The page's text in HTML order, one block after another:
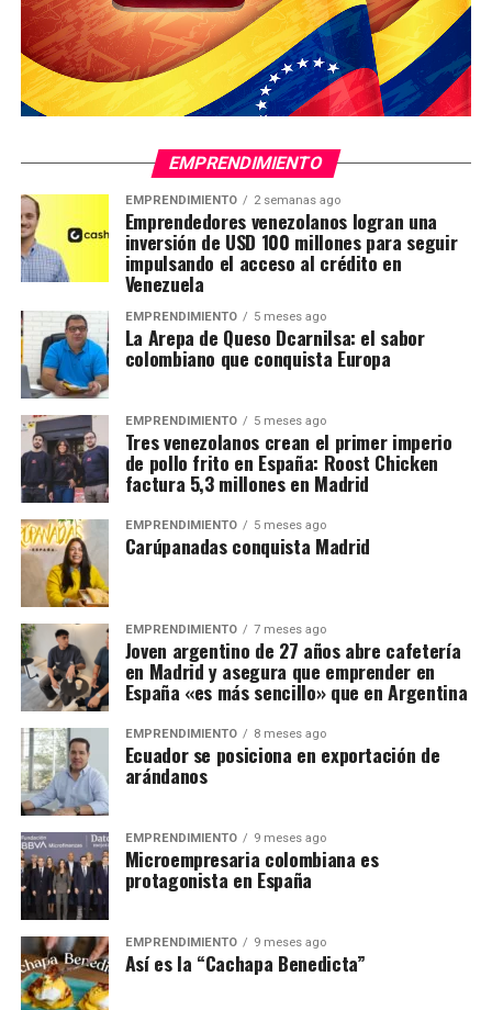
EMPRENDIMIENTO
EMPRENDIMIENTO 2 semanas ago
Emprendedores venezolanos logran una
inversión de USD 100 millones para seguir
impulsando el acceso al crédito en
Venezuela
EMPRENDIMIENTO 5 meses ago
La Arepa de Queso Dcarnilsa: el sabor
colombiano que conquista Europa
EMPRENDIMIENTO 5 meses ago
Tres venezolanos crean el primer imperio
de pollo frito en España: Roost Chicken
factura 5,3 millones en Madrid
EMPRENDIMIENTO 5 meses ago
Carúpanadas conquista Madrid
EMPRENDIMIENTO 7 meses ago
Joven argentino de 27 años abre cafetería
en Madrid y asegura que emprender en
España «es más sencillo» que en Argentina
EMPRENDIMIENTO 8 meses ago
Ecuador se posiciona en exportación de
arándanos
EMPRENDIMIENTO 9 meses ago
Microempresaria colombiana es
protagonista en España
EMPRENDIMIENTO 9 meses ago
Así es la “Cachapa Benedicta”